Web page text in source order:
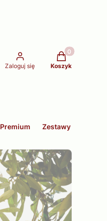
Zaloguj się
Produkty w
Koszyk
Premium Zestawy